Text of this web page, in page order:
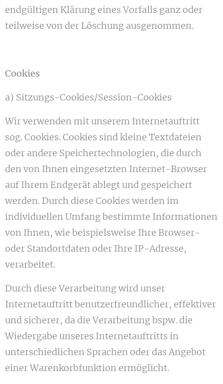
endgültigen Klärung eines Vorfalls ganz oder
teilweise von der Löschung ausgenommen.
Cookies
a) Sitzungs-Cookies/Session-Cookies
Wir verwenden mit unserem Internetauftritt
sog. Cookies. Cookies sind kleine Textdateien
oder andere Speichertechnologien, die durch
den von Ihnen eingesetzten Internet-Browser
auf Ihrem Endgerät ablegt und gespeichert
werden. Durch diese Cookies werden im
individuellen Umfang bestimmte Informationen
von Ihnen, wie beispielsweise Ihre Browser-
oder Standortdaten oder Ihre IP-Adresse,
verarbeitet.
Durch diese Verarbeitung wird unser
Internetauftritt benutzerfreundlicher, effektiver
und sicherer, da die Verarbeitung bspw. die
Wiedergabe unseres Internetauftritts in
unterschiedlichen Sprachen oder das Angebot
einer Warenkorbfunktion ermöglicht.